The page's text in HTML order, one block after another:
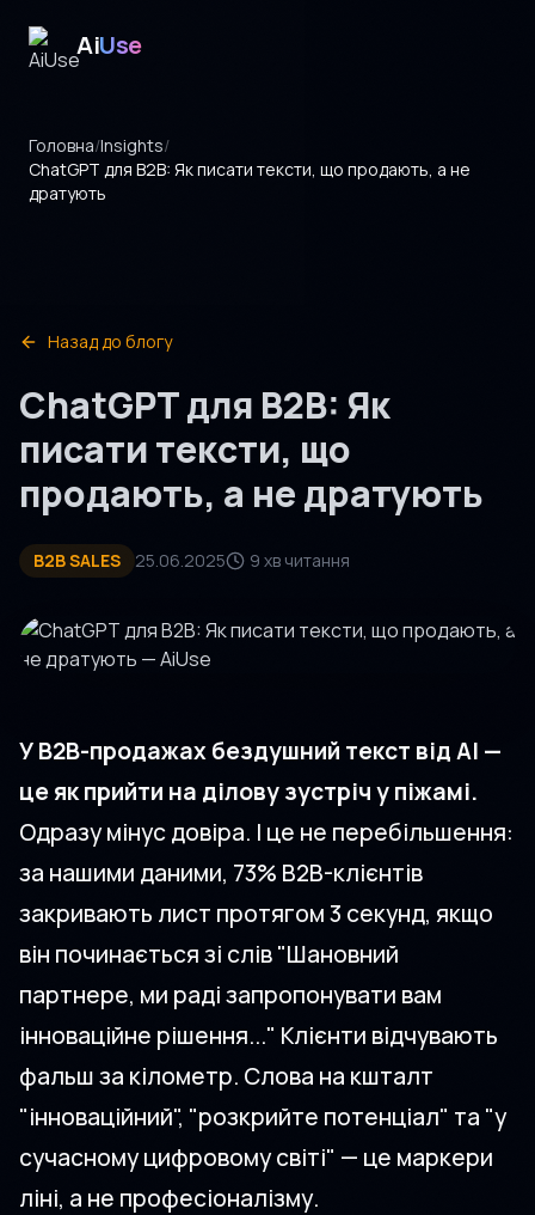
AiUse
Головна/Insights/
ChatGPT для B2B: Як писати тексти, що продають, а не
дратують
Назад до блогу
ChatGPT для B2B: Як
писати тексти, що
продають, а не дратують
B2B SALES 25.06.2025 9 хв читання
У B2B-продажах бездушний текст від AI —
це як прийти на ділову зустріч у піжамі.
Одразу мінус довіра. І це не перебільшення:
за нашими даними, 73% B2B-клієнтів
закривають лист протягом 3 секунд, якщо
він починається зі слів "Шановний
партнере, ми раді запропонувати вам
інноваційне рішення..." Клієнти відчувають
фальш за кілометр. Слова на кшталт
"інноваційний", "розкрийте потенціал" та "у
сучасному цифровому світі" — це маркери
ліні, а не професіоналізму.